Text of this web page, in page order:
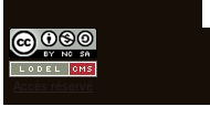
Accès réservé